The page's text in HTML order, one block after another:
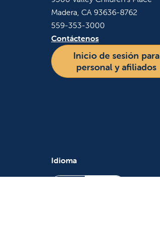
Madera, CA 93636-8762
559-353-3000
Contáctenos
Inicio de sesión para
personal y afiliados
Idioma